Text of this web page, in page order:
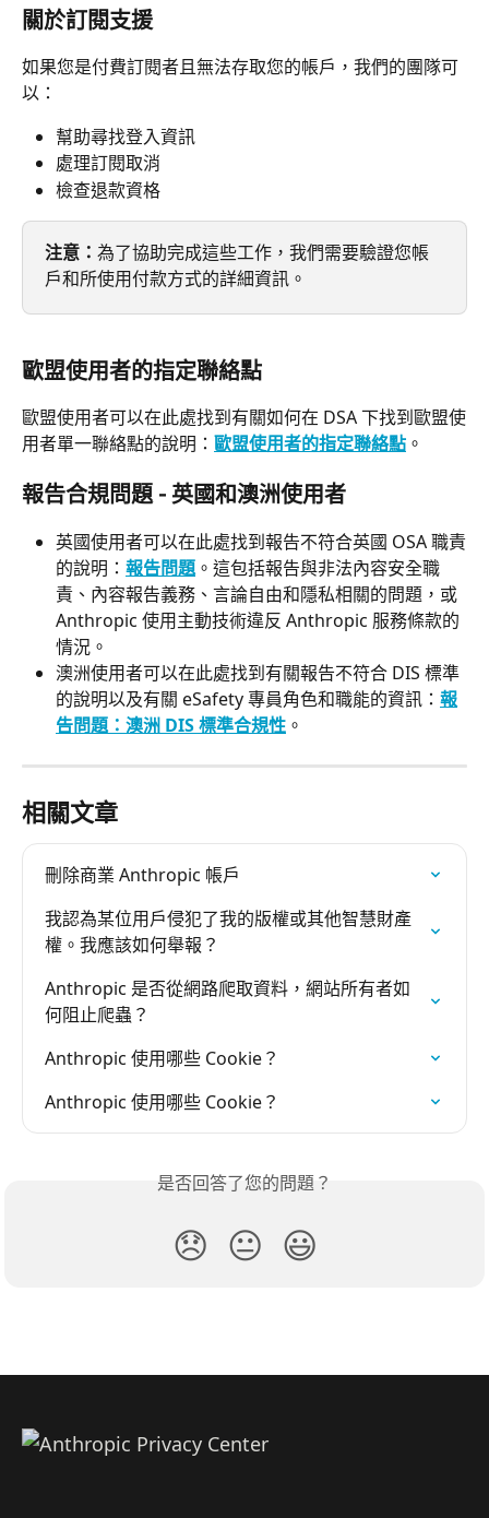
關於訂閱支援
如果您是付費訂閱者且無法存取您的帳戶，我們的團隊可
以：
幫助尋找登入資訊
處理訂閱取消
檢查退款資格
注意： 為了協助完成這些工作，我們需要驗證您帳
戶和所使用付款方式的詳細資訊。
歐盟使用者的指定聯絡點
歐盟使用者可以在此處找到有關如何在 DSA 下找到歐盟使
用者單一聯絡點的說明： 歐盟使用者的指定聯絡點 。
報告合規問題 - 英國和澳洲使用者
英國使用者可以在此處找到報告不符合英國 OSA 職責
的說明： 報告問題。這包括報告與非法內容安全職
責、內容報告義務、言論自由和隱私相關的問題，或
Anthropic 使用主動技術違反 Anthropic 服務條款的
情況。
澳洲使用者可以在此處找到有關報告不符合 DIS 標準
的說明以及有關 eSafety 專員角色和職能的資訊： 報
告問題：澳洲 DIS 標準合規性 。
相關文章
刪除商業 Anthropic 帳戶
我認為某位用戶侵犯了我的版權或其他智慧財產
權。我應該如何舉報？
Anthropic 是否從網路爬取資料，網站所有者如
何阻止爬蟲？
Anthropic 使用哪些 Cookie？
Anthropic 使用哪些 Cookie？
是否回答了您的問題？
😞 😐 😃